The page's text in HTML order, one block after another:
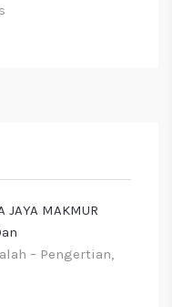
MAKMUR
– Pengertian,